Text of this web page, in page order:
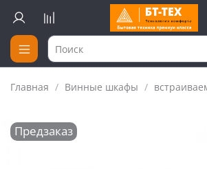
Главная Винные шкафы
Предзаказ